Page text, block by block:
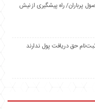
پرباران/ راه پیشگیری از نیش
حق دریافت پول ندارند